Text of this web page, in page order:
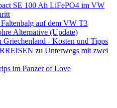
SE 100 Ah LiFePO4 im VW
auf dem VW T3
Alternative (Update)
- Kosten und Tipps
zu Unterwegs mit zwei
im Panzer of Love